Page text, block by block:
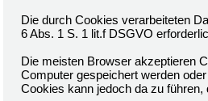
Die durch Cookies verarbeiteten
6 Abs. 1 S. 1 lit.f DSGVO
Die meisten Browser akzeptieren
Computer gespeichert werden
Cookies kann jedoch da zu